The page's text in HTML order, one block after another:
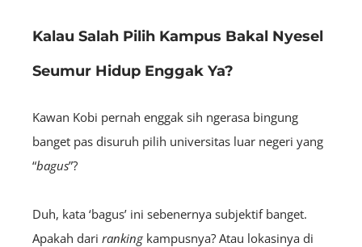
Kalau Salah Pilih Kampus Bakal Nyesel
Seumur Hidup Enggak Ya?
Kawan Kobi pernah enggak sih ngerasa bingung
banget pas disuruh pilih universitas luar negeri yang
“bagus”?
Duh, kata ‘bagus’ ini sebenernya subjektif banget.
Apakah dari rankingkampusnya? Atau lokasinya di